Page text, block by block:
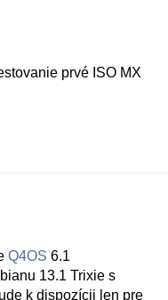
prvé ISO MX
Q4OS 6.1
13.1 Trixie s
k dispozícii len pre